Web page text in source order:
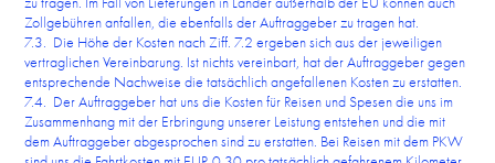
Zollgebühren anfallen, die ebenfalls der Auftraggeber zu tragen hat.
7.3. Die Höhe der Kosten nach Ziff. 7.2 ergeben sich aus der jeweiligen
vertraglichen Vereinbarung. Ist nichts vereinbart, hat der Auftraggeber gegen
entsprechende Nachweise die tatsächlich angefallenen Kosten zu erstatten.
7.4. Der Auftraggeber hat uns die Kosten für Reisen und Spesen die uns im
Zusammenhang mit der Erbringung unserer Leistung entstehen und die mit
dem Auftraggeber abgesprochen sind zu erstatten. Bei Reisen mit dem PKW